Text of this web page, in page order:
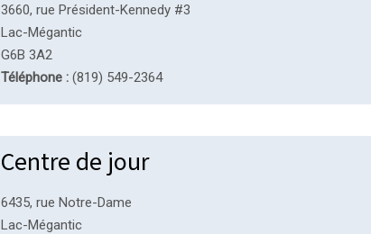
3660, rue Président-Kennedy #3
Lac-Mégantic
G6B 3A2
Téléphone : (819) 549-2364
Centre de jour
6435, rue Notre-Dame
Lac-Mégantic